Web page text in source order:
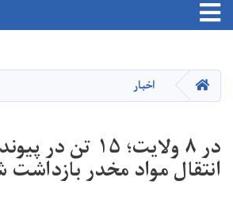
content
Toggle navigation
HOME اخبار
در ۸ ولایت؛ ۱۵
انتقال مواد مخدر